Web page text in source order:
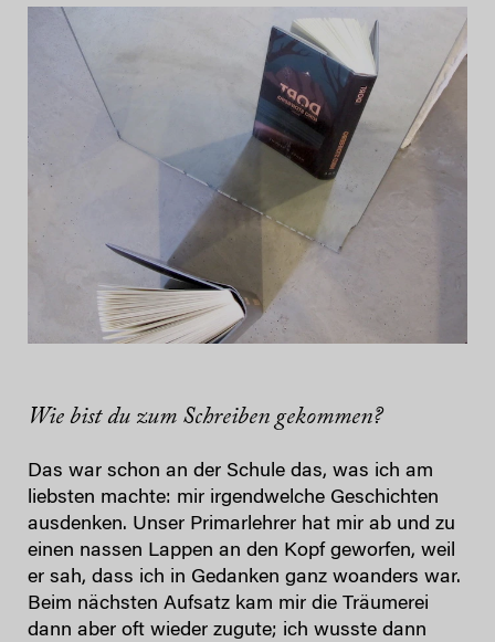
Wie bist du zum Schreiben gekommen?
Das war schon an der Schule das, was ich am
liebsten machte: mir irgendwelche Geschichten
ausdenken. Unser Primarlehrer hat mir ab und zu
einen nassen Lappen an den Kopf geworfen, weil
er sah, dass ich in Gedanken ganz woanders war.
Beim nächsten Aufsatz kam mir die Träumerei
dann aber oft wieder zugute; ich wusste dann